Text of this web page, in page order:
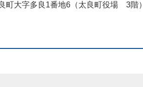
町大字多良1番地6（太良町役場 3階）